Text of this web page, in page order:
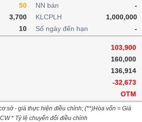
50
3,700
10
NN bán
-
KLCPLH
1,000,000
Số ngày đến hạn
-
103,900
160,000
136,914
-32,673
OTM
sở - giá thực hiện điều chỉnh; (**)Hòa vốn = Giá
* Tỷ lệ chuyển đổi điều chỉnh